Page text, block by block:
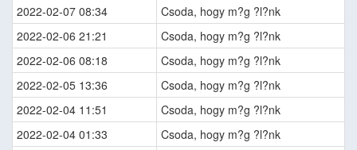
2022-02-07 08:34
Csoda, hogy m?g ?l?nk
2022-02-06 21:21
Csoda, hogy m?g ?l?nk
2022-02-06 08:18
Csoda, hogy m?g ?l?nk
2022-02-05 13:36
Csoda, hogy m?g ?l?nk
2022-02-04 11:51
Csoda, hogy m?g ?l?nk
2022-02-04 01:33
Csoda, hogy m?g ?l?nk